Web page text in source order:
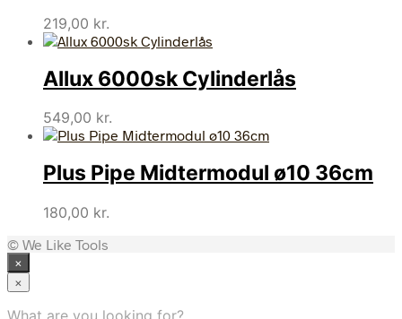
219,00 kr.
Allux 6000sk Cylinderlås
549,00 kr.
Plus Pipe Midtermodul ø10 36cm
180,00 kr.
© We Like Tools
×
×
What are you looking for?